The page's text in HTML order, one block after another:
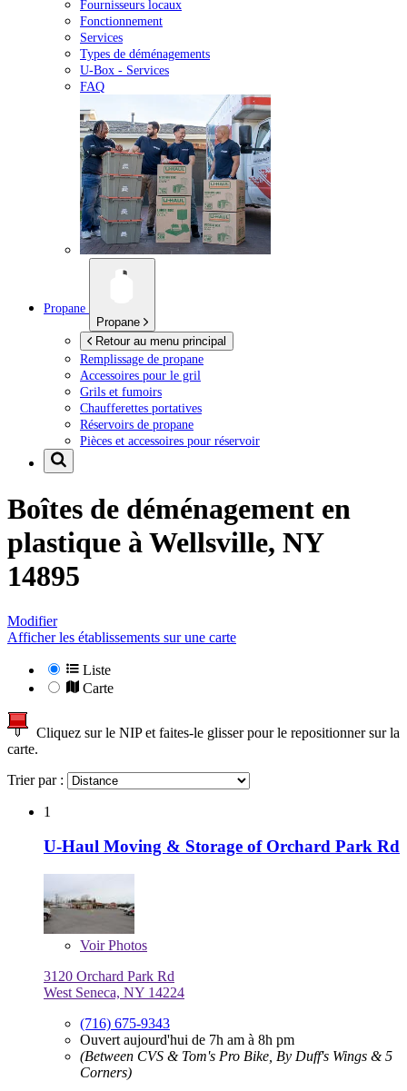
Fournisseurs locaux
Fonctionnement
Services
Types de déménagements
U-Box - Services
FAQ
Propane
Propane
Retour au menu principal
Remplissage de propane
Accessoires pour le gril
Grils et fumoirs
Chaufferettes portatives
Réservoirs de propane
Pièces et accessoires pour réservoir
Boîtes de déménagement en
plastique à Wellsville, NY
14895
Modifier
Afficher les établissements sur une carte
Liste
Carte
Cliquez sur le NIP et faites-le glisser pour le repositionner sur la
carte.
Trier par :
1
U-Haul Moving & Storage of Orchard Park Rd
VoirPhotos
3120 Orchard Park Rd
West Seneca, NY 14224
(716) 675-9343
Ouvert aujourd'hui de 7h am à 8h pm
(Between CVS & Tom's Pro Bike, By Duff's Wings & 5
Corners)